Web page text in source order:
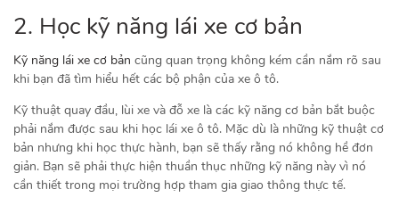
2. Học kỹ năng lái xe cơ bản
Kỹ năng lái xe cơ bản cũng quan trọng không kém cần nắm rõ sau
khi bạn đã tìm hiểu hết các bộ phận của xe ô tô.
Kỹ thuật quay đầu, lùi xe và đỗ xe là các kỹ năng cơ bản bắt buộc
phải nắm được sau khi học lái xe ô tô. Mặc dù là những kỹ thuật cơ
bản nhưng khi học thực hành, bạn sẽ thấy rằng nó không hề đơn
giản. Bạn sẽ phải thực hiện thuần thục những kỹ năng này vì nó
cần thiết trong mọi trường hợp tham gia giao thông thực tế.